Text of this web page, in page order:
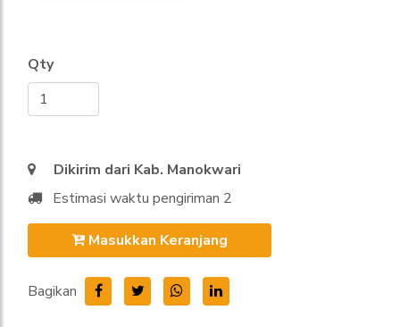
Qty
Dikirim dari Kab. Manokwari
Estimasi waktu pengiriman 2
Masukkan Keranjang
Bagikan